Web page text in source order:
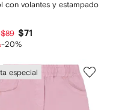
con volantes y estampado
$89 $71
-20%
especial